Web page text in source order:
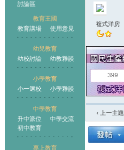
討論區
教育王國
教育講場
使用意見
幼兒教育
幼校討論
幼教雜談
小學教育
小一選校
小學雜談
中學教育
升中派位
中學交流
初中教育
專上教育
王國
複式洋房
399
‹ 上一主題